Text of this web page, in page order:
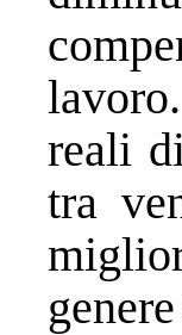
reali
tra